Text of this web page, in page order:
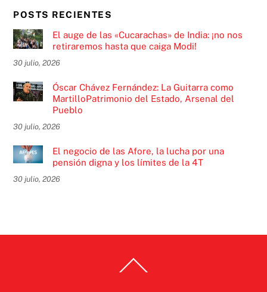
POSTS RECIENTES
El auge de las «Cucarachas» de India: ¡no nos
retiraremos hasta que caiga Modi!
30 julio, 2026
Óscar Chávez Fernández: La Guitarra como
MartilloPatrimonio del Estado, Arsenal del
Pueblo
30 julio, 2026
El negocio de las Afore, la lucha por una
pensión digna y los límites de la 4T
30 julio, 2026
To